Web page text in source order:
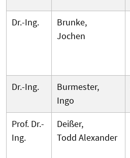
Dr.-Ing.
Brunke,
Jochen
Dr.-Ing.
Burmester,
Ingo
Prof. Dr.-
Ing.
Deißer,
Todd Alexander